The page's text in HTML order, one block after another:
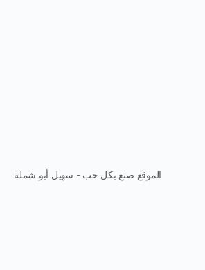
الموقع صنع بكل حب - سهيل أبو شملة